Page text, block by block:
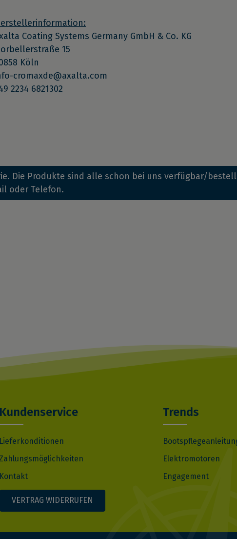
Coating Systems Germany GmbH & Co. KG
15
Köln
cromaxde@axalta.com
2234 6821302
Die Produkte sind alle schon bei uns verfügbar/
oder Telefon.
Kundenservice
Lieferkonditionen
Kontakt
VERTRAG WIDERRUFEN
Trends
Elektromotoren
Engagement